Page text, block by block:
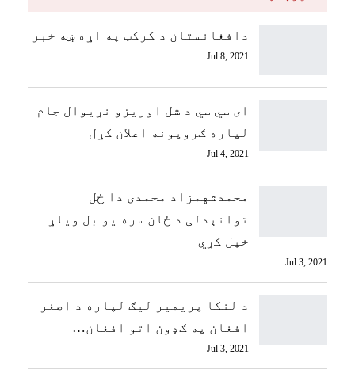
دافغانستان د کرکټ په اړه ښه خبر
Jul 8, 2021
ای سي سي د شل اوریزو نړیوال جام
لپاره ګروپونه اعلان کړل
Jul 4, 2021
محمدشهمزاد محمدی دا ځل
توانېدلی د ځان سره یو بل ویاړ
خپل کړي
Jul 3, 2021
د لنکا پریمیر لیګ لپاره د اصغر
افغان په ګډون اتو افغان…
Jul 3, 2021